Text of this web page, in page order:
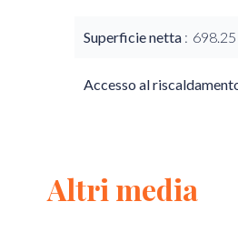
Superficie netta 698.25
Accesso al
Altri media